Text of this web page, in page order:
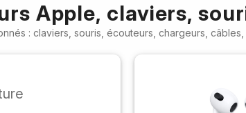
Apple, claviers,
: claviers, souris, écouteurs, chargeurs,